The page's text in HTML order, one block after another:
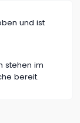
und ist
stehen im
bereit.